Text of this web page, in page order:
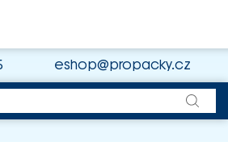
eshop@propacky.cz